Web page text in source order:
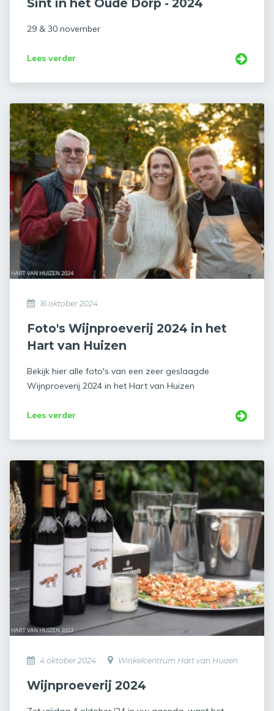
Sint in het Oude Dorp - 2024
29 & 30 november
Lees verder
16 oktober 2024
Foto's Wijnproeverij 2024 in het
Hart van Huizen
Bekijk hier alle foto's van een zeer geslaagde
Wijnproeverij 2024 in het Hart van Huizen
Lees verder
4 oktober 2024 Winkelcentrum Hart van Huizen
Wijnproeverij 2024